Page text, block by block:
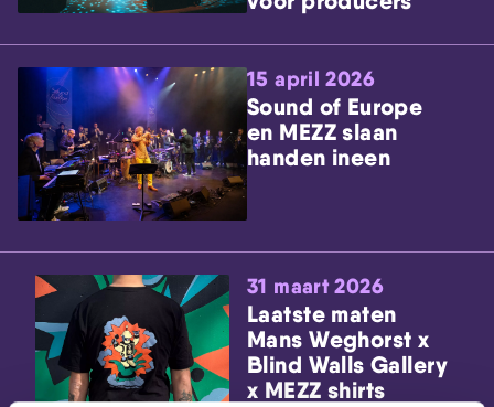
15 april 2026
Sound of Europe
en MEZZ slaan
handen ineen
31 maart 2026
Laatste maten
Mans Weghorst x
Blind Walls Gallery
x MEZZ shirts